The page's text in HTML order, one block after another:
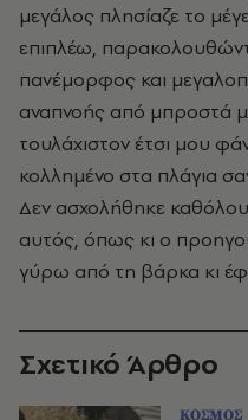
μεγάλος πλησίαζε το
επιπλέω,
πανέμορφος και
αναπνοής από μπροστά
τουλάχιστον έτσι μου
κολλημένο στα πλάγια
Δεν ασχολήθηκε
αυτός, όπως κι ο
γύρω από τη βάρκα κι
Σχετικό Άρθρο
ΚΟΣΜΟΣ